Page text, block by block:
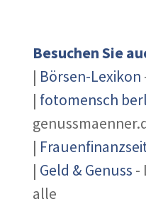
Besuchen Sie
| Börsen-Lexikon
| fotomensch
|
| Geld & Genuss -
alle